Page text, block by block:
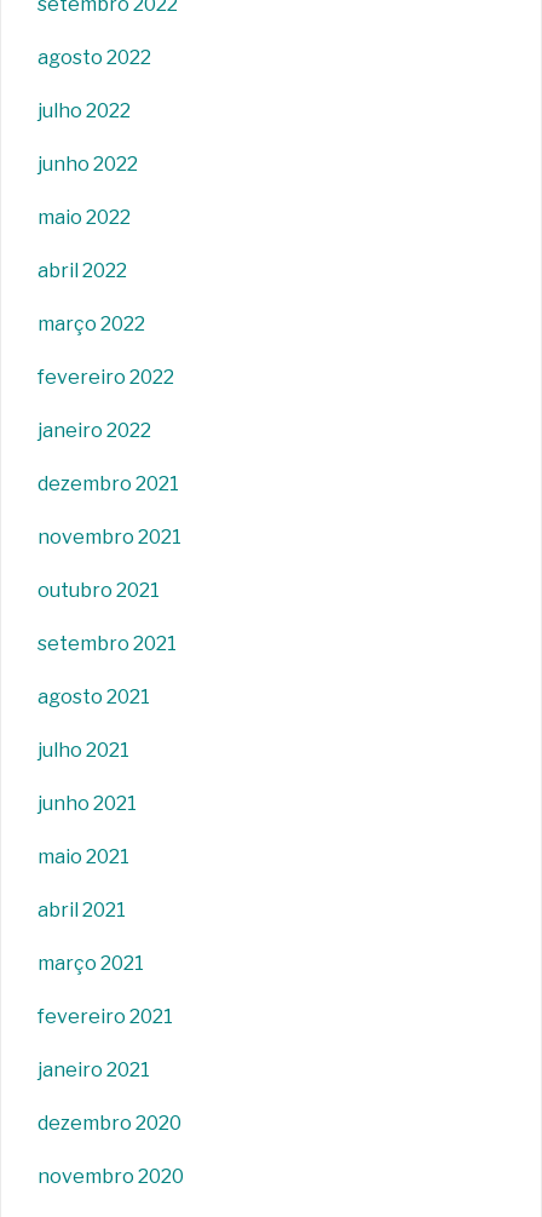
setembro 2022
agosto 2022
julho 2022
junho 2022
maio 2022
abril 2022
março 2022
fevereiro 2022
janeiro 2022
dezembro 2021
novembro 2021
outubro 2021
setembro 2021
agosto 2021
julho 2021
junho 2021
maio 2021
abril 2021
março 2021
fevereiro 2021
janeiro 2021
dezembro 2020
novembro 2020